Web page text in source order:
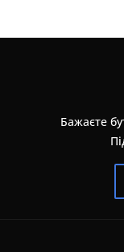
Бажаєте